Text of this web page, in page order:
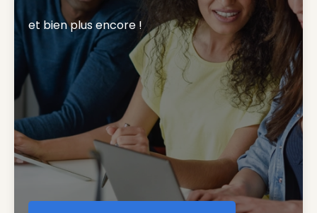
et bien plus encore !